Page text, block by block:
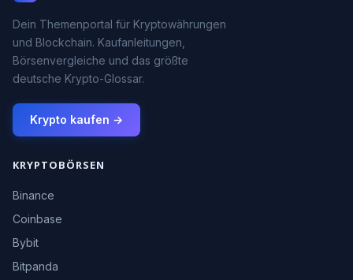
Dein Themenportal für Kryptowährungen
und Blockchain. Kaufanleitungen,
Börsenvergleiche und das größte
deutsche Krypto-Glossar.
Krypto kaufen →
KRYPTOBÖRSEN
Binance
Coinbase
Bybit
Bitpanda